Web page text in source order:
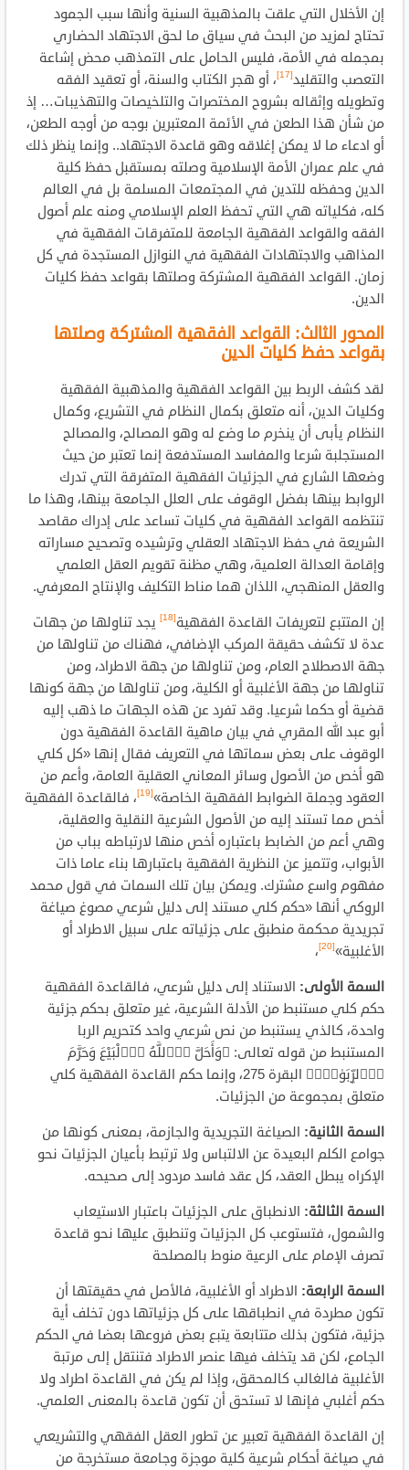
إن الأخلال التي علقت بالمذهبية السنية وأنها سبب الجمود
تحتاج لمزيد من البحث في سياق ما لحق الاجتهاد الحضاري
بمجمله في الأمة، فليس الحامل على التمذهب محض إشاعة
التعصب والتقليد[17]
، أو هجر الكتاب والسنة، أو تعقيد الفقه
وتطويله وإثقاله بشروح المختصرات والتلخيصات والتهذيبات… إذ
من شأن هذا الطعن في الأئمة المعتبرين بوجه من أوجه الطعن،
أو ادعاء ما لا يمكن إغلاقه وهو قاعدة الاجتهاد.. وإنما ينظر ذلك
في علم عمران الأمة الإسلامية وصلته بمستقبل حفظ كلية
الدين وحفظه للتدين في المجتمعات المسلمة بل في العالم
كله، فكلياته هي التي تحفظ العلم الإسلامي ومنه علم أصول
الفقه والقواعد الفقهية الجامعة للمتفرقات الفقهية في
المذاهب والاجتهادات الفقهية في النوازل المستجدة في كل
زمان. القواعد الفقهية المشتركة وصلتها بقواعد حفظ كليات
الدين.
المحور الثالث: القواعد الفقهية المشتركة وصلتها
بقواعد حفظ كليات الدين
لقد كشف الربط بين القواعد الفقهية والمذهبية الفقهية
وكليات الدين، أنه متعلق بكمال النظام في التشريع، وكمال
النظام يأبى أن ينخرم ما وضع له وهو المصالح، والمصالح
المستجلبة شرعا والمفاسد المستدفعة إنما تعتبر من حيث
وضعها الشارع في الجزئيات الفقهية المتفرقة التي تدرك
الروابط بينها بفضل الوقوف على العلل الجامعة بينها، وهذا ما
تنتظمه القواعد الفقهية في كليات تساعد على إدراك مقاصد
الشريعة في حفظ الاجتهاد العقلي وترشيده وتصحيح مساراته
وإقامة العدالة العلمية، وهي مظنة تقويم العقل العلمي
والعقل المنهجي، اللذان هما مناط التكليف والإنتاج المعرفي.
إن المتتبع لتعريفات القاعدة الفقهية[18]
يجد تناولها من جهات
عدة لا تكشف حقيقة المركب الإضافي، فهناك من تناولها من
جهة الاصطلاح العام، ومن تناولها من جهة الاطراد، ومن
تناولها من جهة الأغلبية أو الكلية، ومن تناولها من جهة كونها
قضية أو حكما شرعيا. وقد تفرد عن هذه الجهات ما ذهب إليه
أبو عبد الله المقري في بيان ماهية القاعدة الفقهية دون
الوقوف على بعض سماتها في التعريف فقال إنها «كل كلي
هو أخص من الأصول وسائر المعاني العقلية العامة، وأعم من
العقود وجملة الضوابط الفقهية الخاصة»[19]
، فالقاعدة الفقهية
أخص مما تستند إليه من الأصول الشرعية النقلية والعقلية،
وهي أعم من الضابط باعتباره أخص منها لارتباطه بباب من
الأبواب، وتتميز عن النظرية الفقهية باعتبارها بناء عاما ذات
مفهوم واسع مشترك. ويمكن بيان تلك السمات في قول محمد
الروكي أنها «حكم كلي مستند إلى دليل شرعي مصوغ صياغة
تجريدية محكمة منطبق على جزئياته على سبيل الاطراد أو
الأغلبية»[20]
،
السمة الأولى: الاستناد إلى دليل شرعي، فالقاعدة الفقهية
حكم كلي مستنبط من الأدلة الشرعية، غير متعلق بحكم جزئية
واحدة، كالذي يستنبط من نص شرعي واحد كتحريم الربا
المستنبط من قوله تعالى: ﴿وَأَحَلَّ اَ۬للَّهُ اُ۬لْبَيْعَ وَحَرَّمَ
اَ۬لرِّبَوٰاْۖ﴾ البقرة 275، وإنما حكم القاعدة الفقهية كلي
متعلق بمجموعة من الجزئيات.
السمة الثانية: الصياغة التجريدية والجازمة، بمعنى كونها من
جوامع الكلم البعيدة عن الالتباس ولا ترتبط بأعيان الجزئيات نحو
الإكراه يبطل العقد، كل عقد فاسد مردود إلى صحيحه.
السمة الثالثة: الانطباق على الجزئيات باعتبار الاستيعاب
والشمول، فتستوعب كل الجزئيات وتنطبق عليها نحو قاعدة
تصرف الإمام على الرعية منوط بالمصلحة
السمة الرابعة: الاطراد أو الأغلبية، فالأصل في حقيقتها أن
تكون مطردة في انطباقها على كل جزئياتها دون تخلف أية
جزئية، فتكون بذلك متتابعة يتبع بعض فروعها بعضا في الحكم
الجامع، لكن قد يتخلف فيها عنصر الاطراد فتنتقل إلى مرتبة
الأغلبية فالغالب كالمحقق، وإذا لم يكن في القاعدة اطراد ولا
حكم أغلبي فإنها لا تستحق أن تكون قاعدة بالمعنى العلمي.
إن القاعدة الفقهية تعبير عن تطور العقل الفقهي والتشريعي
في صياغة أحكام شرعية كلية موجزة وجامعة مستخرجة من